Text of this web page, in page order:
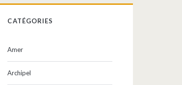
CATÉGORIES
Amer
Archipel